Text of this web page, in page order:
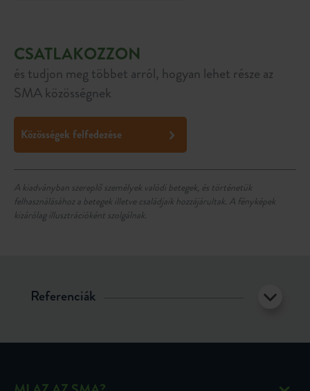
CSATLAKOZZON
és tudjon meg többet arról, hogyan lehet része az
SMA közösségnek
Közösségek felfedezése
A kiadványban szereplő személyek valódi betegek, és történetük
felhasználásához a betegek illetve családjaik hozzájárultak. A fényképek
kizárólag illusztrációként szolgálnak.
Referenciák